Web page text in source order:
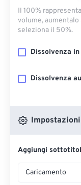
Il 100%
volume,
seleziona il 50%.
Dissolvenza
Dissolvenza
Aggiungi
Caricamento